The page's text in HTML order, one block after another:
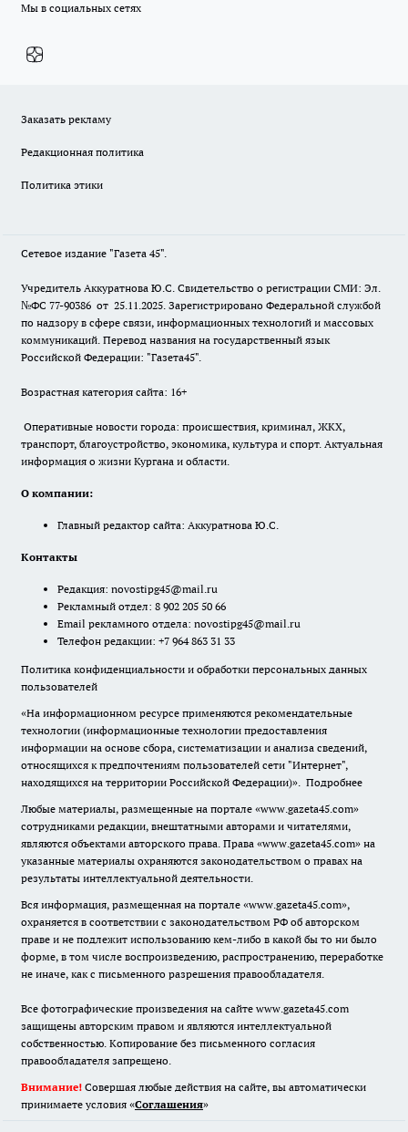
Мы в социальных сетях
Заказать рекламу
Редакционная политика
Политика этики
Сетевое издание "Газета 45".
Учредитель Аккуратнова Ю.С. Свидетельство о регистрации СМИ: Эл.
№ФС 77-90386 от 25.11.2025. Зарегистрировано Федеральной службой
по надзору в сфере связи, информационных технологий и массовых
коммуникаций. Перевод названия на государственный язык
Российской Федерации: "Газета45".
Возрастная категория сайта: 16+
Оперативные новости города: происшествия, криминал, ЖКХ,
транспорт, благоустройство, экономика, культура и спорт. Актуальная
информация о жизни Кургана и области.
О компании:
Главный редактор сайта: Аккуратнова Ю.С.
Контакты
Редакция: novostipg45@mail.ru
Рекламный отдел: 8 902 205 50 66
Email рекламного отдела: novostipg45@mail.ru
Телефон редакции: +7 964 863 31 33
Политика конфиденциальности и обработки персональных данных
пользователей
«На информационном ресурсе применяются рекомендательные
технологии (информационные технологии предоставления
информации на основе сбора, систематизации и анализа сведений,
относящихся к предпочтениям пользователей сети "Интернет",
находящихся на территории Российской Федерации)». Подробнее
Любые материалы, размещенные на портале «www.gazeta45.com»
сотрудниками редакции, внештатными авторами и читателями,
являются объектами авторского права. Права «www.gazeta45.com» на
указанные материалы охраняются законодательством о правах на
результаты интеллектуальной деятельности.
Вся информация, размещенная на портале «www.gazeta45.com»,
охраняется в соответствии с законодательством РФ об авторском
праве и не подлежит использованию кем-либо в какой бы то ни было
форме, в том числе воспроизведению, распространению, переработке
не иначе, как с письменного разрешения правообладателя.
Все фотографические произведения на сайте www.gazeta45.com
защищены авторским правом и являются интеллектуальной
собственностью. Копирование без письменного согласия
правообладателя запрещено.
Внимание! Совершая любые действия на сайте, вы автоматически
принимаете условия «Cоглашения»